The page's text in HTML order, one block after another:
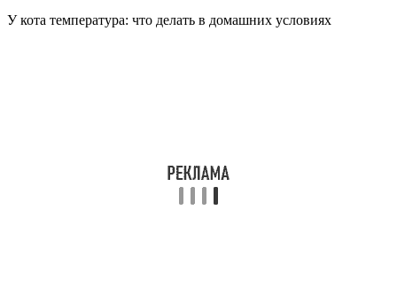
У кота температура: что делать в домашних условиях